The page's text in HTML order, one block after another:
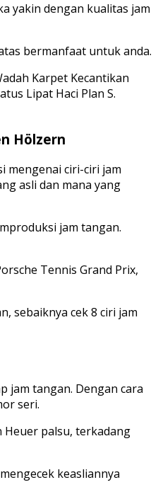
yakin dengan kualitas jam
bermanfaat untuk anda.
Karpet Kecantikan
Lipat Haci Plan S.
Hölzern
mengenai ciri-ciri jam
asli dan mana yang
jam tangan.
Tennis Grand Prix,
sebaiknya cek 8 ciri jam
jam tangan. Dengan cara
seri.
Heuer palsu, terkadang
keasliannya